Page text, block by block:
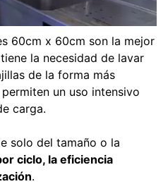
60cm x 60cm son la mejor
la necesidad de lavar
de la forma más
un uso intensivo
carga.
solo del tamaño o la
ciclo, la eficiencia
.